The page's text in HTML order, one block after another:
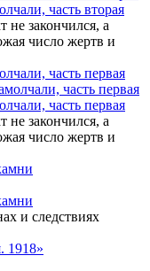
часть вторая
не закончился, а
число жертв и
часть первая
часть первая
не закончился, а
число жертв и
и следствиях